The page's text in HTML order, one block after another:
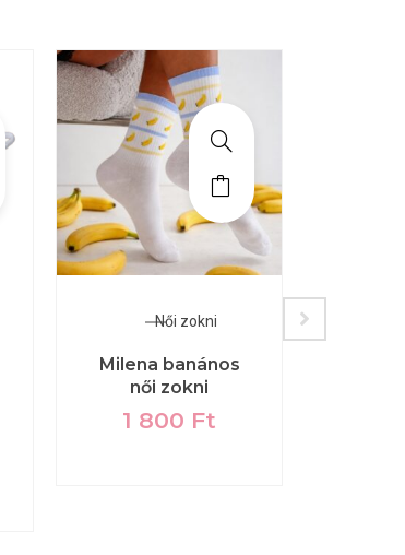
Női zokni
Milena banános
női zokni
1 800 Ft